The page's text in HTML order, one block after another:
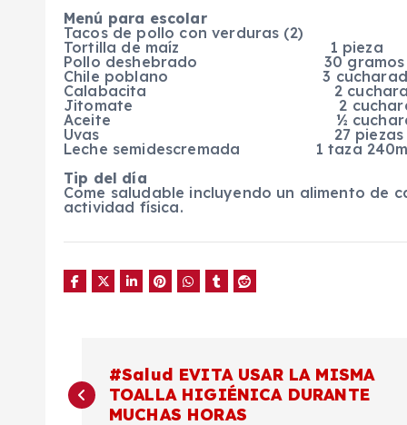
Menú para escolar
Tacos de pollo con verduras (2)
Tortilla de maíz 1 pieza
Pollo deshebrado 30 gramos
Chile poblano 3
Calabacita 2
Jitomate 2
Aceite ½
Uvas 27 piezas
Leche semidescremada 1 taza
Tip del día
Come saludable incluyendo un alimento de
actividad física.
a
#Salud EVITA USAR LA MISMA
TOALLA HIGIÉNICA DURANTE
MUCHAS HORAS